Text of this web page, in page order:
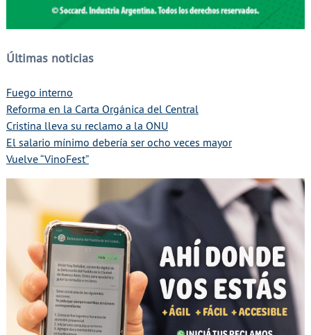
Últimas noticias
Fuego interno
Reforma en la Carta Orgánica del Central
Cristina lleva su reclamo a la ONU
El salario mínimo debería ser ocho veces mayor
Vuelve “VinoFest”